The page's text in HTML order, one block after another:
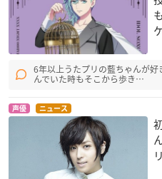
6年以上うたプリの藍ちゃんが
んでいた時もそこから歩き…
声優 ニュース